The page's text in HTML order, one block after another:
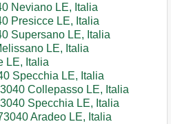
Neviano LE, Italia
Presicce LE, Italia
Supersano LE, Italia
LE, Italia
LE, Italia
Specchia LE, Italia
Collepasso LE, Italia
Specchia LE, Italia
Aradeo LE, Italia